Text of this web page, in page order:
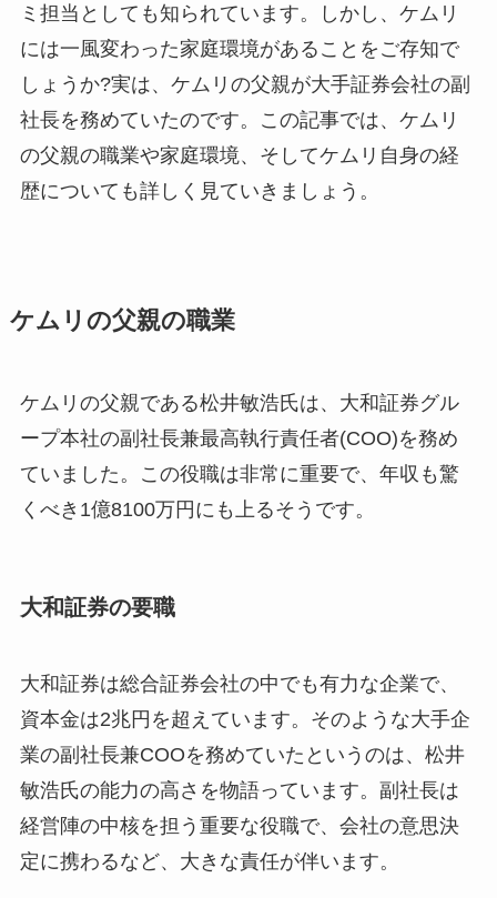
ミ担当としても知られています。しかし、ケムリ
には一風変わった家庭環境があることをご存知で
しょうか?実は、ケムリの父親が大手証券会社の副
社長を務めていたのです。この記事では、ケムリ
の父親の職業や家庭環境、そしてケムリ自身の経
歴についても詳しく見ていきましょう。
ケムリの父親の職業
ケムリの父親である松井敏浩氏は、大和証券グル
ープ本社の副社長兼最高執行責任者(COO)を務め
ていました。この役職は非常に重要で、年収も驚
くべき1億8100万円にも上るそうです。
大和証券の要職
大和証券は総合証券会社の中でも有力な企業で、
資本金は2兆円を超えています。そのような大手企
業の副社長兼COOを務めていたというのは、松井
敏浩氏の能力の高さを物語っています。副社長は
経営陣の中核を担う重要な役職で、会社の意思決
定に携わるなど、大きな責任が伴います。